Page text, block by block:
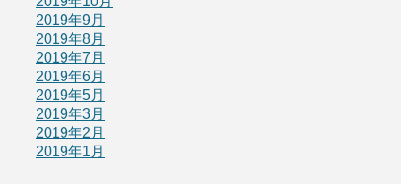
2019年9月
2019年8月
2019年7月
2019年6月
2019年5月
2019年3月
2019年2月
2019年1月